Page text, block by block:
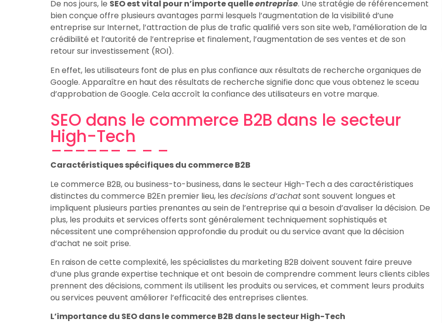
De nos jours, le SEO est vital pour n’importe quelleentreprise. Une stratégie de référencement
bien conçue offre plusieurs avantages parmi lesquels l’augmentation de la visibilité d’une
entreprise sur Internet, l’attraction de plus de trafic qualifié vers son site web, l’amélioration de la
crédibilité et l’autorité de l’entreprise et finalement, l’augmentation de ses ventes et de son
retour sur investissement (ROI).
En effet, les utilisateurs font de plus en plus confiance aux résultats de recherche organiques de
Google. Apparaître en haut des résultats de recherche signifie donc que vous obtenez le sceau
d’approbation de Google. Cela accroît la confiance des utilisateurs en votre marque.
SEO dans le commerce B2B dans le secteur
High-Tech
Caractéristiques spécifiques du commerce B2B
Le commerce B2B, ou business-to-business, dans le secteur High-Tech a des caractéristiques
distinctes du commerce B2En premier lieu, les decisions d’achatsont souvent longues et
impliquent plusieurs parties prenantes au sein de l’entreprise qui a besoin d’avaliser la décision. De
plus, les produits et services offerts sont généralement techniquement sophistiqués et
nécessitent une compréhension approfondie du produit ou du service avant que la décision
d’achat ne soit prise.
En raison de cette complexité, les spécialistes du marketing B2B doivent souvent faire preuve
d’une plus grande expertise technique et ont besoin de comprendre comment leurs clients cibles
prennent des décisions, comment ils utilisent les produits ou services, et comment leurs produits
ou services peuvent améliorer l’efficacité des entreprises clientes.
L’importance du SEO dans le commerce B2B dans le secteur High-Tech